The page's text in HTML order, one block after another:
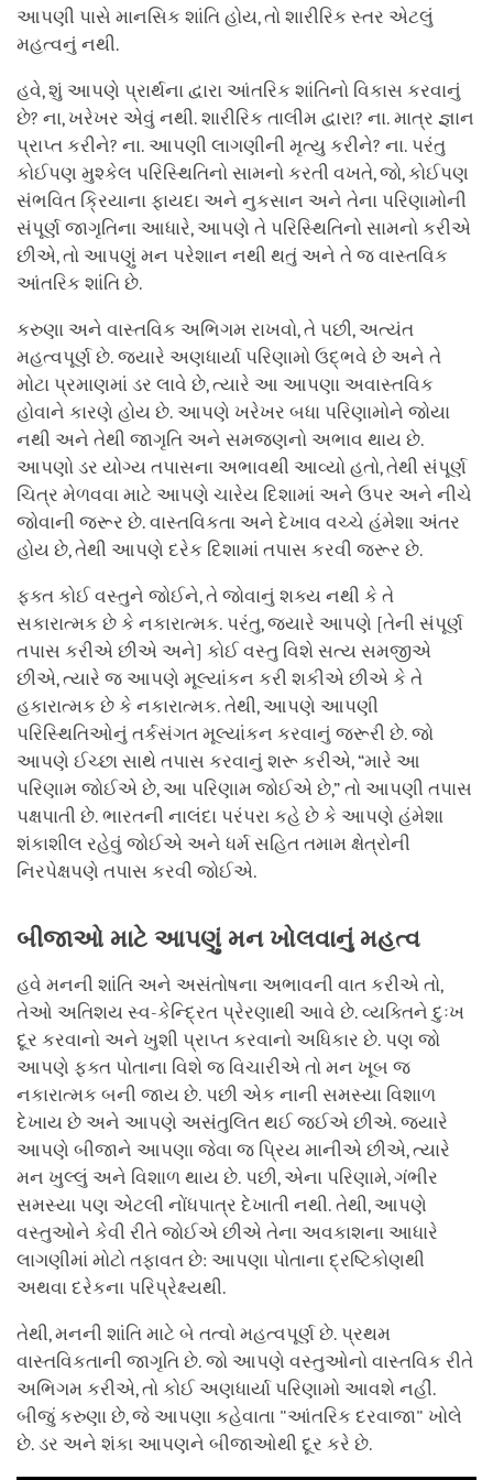
આપણી પાસે માનસિક શાંતિ હોય, તો શારીરિક સ્તર એટલું
મહત્વનું નથી.
હવે, શું આપણે પ્રાર્થના દ્વારા આંતરિક શાંતિનો વિકાસ કરવાનું
છે? ના, ખરેખર એવું નથી. શારીરિક તાલીમ દ્વારા? ના. માત્ર જ્ઞાન
પ્રાપ્ત કરીને? ના. આપણી લાગણીની મૃત્યુ કરીને? ના. પરંતુ
કોઈપણ મુશ્કેલ પરિસ્થિતિનો સામનો કરતી વખતે, જો, કોઈપણ
સંભવિત ક્રિયાના ફાયદા અને નુકસાન અને તેના પરિણામોની
સંપૂર્ણ જાગૃતિના આધારે, આપણે તે પરિસ્થિતિનો સામનો કરીએ
છીએ, તો આપણું મન પરેશાન નથી થતું અને તે જ વાસ્તવિક
આંતરિક શાંતિ છે.
કરુણા અને વાસ્તવિક અભિગમ રાખવો, તે પછી, અત્યંત
મહત્વપૂર્ણ છે. જ્યારે અણધાર્યા પરિણામો ઉદ્ભવે છે અને તે
મોટા પ્રમાણમાં ડર લાવે છે, ત્યારે આ આપણા અવાસ્તવિક
હોવાને કારણે હોય છે. આપણે ખરેખર બધા પરિણામોને જોયા
નથી અને તેથી જાગૃતિ અને સમજણનો અભાવ થાય છે.
આપણો ડર યોગ્ય તપાસના અભાવથી આવ્યો હતો, તેથી સંપૂર્ણ
ચિત્ર મેળવવા માટે આપણે ચારેય દિશામાં અને ઉપર અને નીચે
જોવાની જરૂર છે. વાસ્તવિકતા અને દેખાવ વચ્ચે હંમેશા અંતર
હોય છે, તેથી આપણે દરેક દિશામાં તપાસ કરવી જરૂર છે.
ફક્ત કોઈ વસ્તુને જોઈને, તે જોવાનું શક્ય નથી કે તે
સકારાત્મક છે કે નકારાત્મક. પરંતુ, જ્યારે આપણે [તેની સંપૂર્ણ
તપાસ કરીએ છીએ અને] કોઈ વસ્તુ વિશે સત્ય સમજીએ
છીએ, ત્યારે જ આપણે મૂલ્યાંકન કરી શકીએ છીએ કે તે
હકારાત્મક છે કે નકારાત્મક. તેથી, આપણે આપણી
પરિસ્થિતિઓનું તર્કસંગત મૂલ્યાંકન કરવાનું જરૂરી છે. જો
આપણે ઈચ્છા સાથે તપાસ કરવાનું શરૂ કરીએ, “મારે આ
પરિણામ જોઈએ છે, આ પરિણામ જોઈએ છે,” તો આપણી તપાસ
પક્ષપાતી છે. ભારતની નાલંદા પરંપરા કહે છે કે આપણે હંમેશા
શંકાશીલ રહેવું જોઈએ અને ધર્મ સહિત તમામ ક્ષેત્રોની
નિરપેક્ષપણે તપાસ કરવી જોઈએ.
બીજાઓ માટે આપણું મન ખોલવાનું મહત્વ
હવે મનની શાંતિ અને અસંતોષના અભાવની વાત કરીએ તો,
તેઓ અતિશય સ્વ-કેન્દ્રિત પ્રેરણાથી આવે છે. વ્યક્તિને દુઃખ
દૂર કરવાનો અને ખુશી પ્રાપ્ત કરવાનો અધિકાર છે. પણ જો
આપણે ફક્ત પોતાના વિશે જ વિચારીએ તો મન ખૂબ જ
નકારાત્મક બની જાય છે. પછી એક નાની સમસ્યા વિશાળ
દેખાય છે અને આપણે અસંતુલિત થઈ જઈએ છીએ. જ્યારે
આપણે બીજાને આપણા જેવા જ પ્રિય માનીએ છીએ, ત્યારે
મન ખુલ્લું અને વિશાળ થાય છે. પછી, એના પરિણામે, ગંભીર
સમસ્યા પણ એટલી નોંધપાત્ર દેખાતી નથી. તેથી, આપણે
વસ્તુઓને કેવી રીતે જોઈએ છીએ તેના અવકાશના આધારે
લાગણીમાં મોટો તફાવત છે: આપણા પોતાના દ્રષ્ટિકોણથી
અથવા દરેકના પરિપ્રેક્ષ્યથી.
તેથી, મનની શાંતિ માટે બે તત્વો મહત્વપૂર્ણ છે. પ્રથમ
વાસ્તવિકતાની જાગૃતિ છે. જો આપણે વસ્તુઓનો વાસ્તવિક રીતે
અભિગમ કરીએ, તો કોઈ અણધાર્યા પરિણામો આવશે નહીં.
બીજું કરુણા છે, જે આપણા કહેવાતા "આંતરિક દરવાજા" ખોલે
છે. ડર અને શંકા આપણને બીજાઓથી દૂર કરે છે.